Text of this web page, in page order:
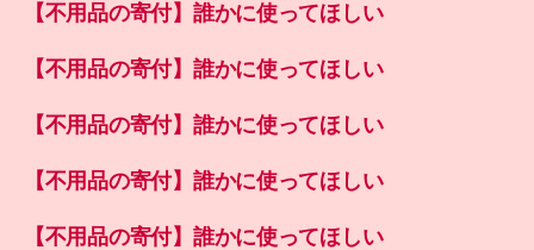
【不用品の寄付】誰かに使ってほしい
【不用品の寄付】誰かに使ってほしい
【不用品の寄付】誰かに使ってほしい
【不用品の寄付】誰かに使ってほしい
【不用品の寄付】誰かに使ってほしい